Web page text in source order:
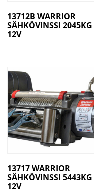
13712B WARRIOR
SÄHKÖVINSSI 2045KG
12V
13717 WARRIOR
SÄHKÖVINSSI 5443KG
12V